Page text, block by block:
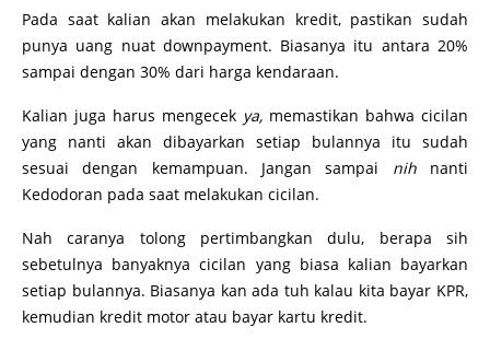
Pada saat kalian akan melakukan kredit, pastikan sudah
punya uang nuat downpayment. Biasanya itu antara 20%
sampai dengan 30% dari harga kendaraan.
Kalian juga harus mengecek ya, memastikan bahwa cicilan
yang nanti akan dibayarkan setiap bulannya itu sudah
sesuai dengan kemampuan. Jangan sampai nihnanti
Kedodoran pada saat melakukan cicilan.
Nah caranya tolong pertimbangkan dulu, berapa sih
sebetulnya banyaknya cicilan yang biasa kalian bayarkan
setiap bulannya. Biasanya kan ada tuh kalau kita bayar KPR,
kemudian kredit motor atau bayar kartu kredit.